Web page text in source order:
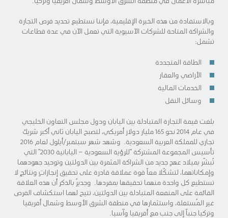
وبالاستفادة من هذه الخبرة الإقليمية، فإننا نستطيع تحديد فرص التجارة
والشراكة المتاحة للشركات الآسيوية التي تعمل الآن في عدة قطاعات
تشمل:
الطاقة المتجددة
الأراضي والعقار
الخدمات المالية
وسائل النقل
بلغت قيمة التجارة المتبادلة بين اليابان ودول مجلس التعاون الخليجي
في عام 2014 نحو 165 مليار دولار أمريكي، لتصبح اليابان ثاني أكبر شريك
تجاري للمملكة العربية السعودية. وشهد شهر سبتمبر/أيلول لعام 2016
تأسيس المجموعة المشتركة “للرؤية السعودية – اليابانية 2030” التي
تُبشّر بميلاد عهدٍ جديد من الشراكة المثمرة بين الدولتين وتوحيد جهودهما
وإمكاناتهما، لتشكّلا معاً قوة عملاقة قادرة على تحقيق إنجازاتٍ ونتائجٍ لا
تستطيع كل واحدة منهما تحقيقها بمفردها. وجديرٌ بالذكر أن هذه العلاقة
القائمة على المنفعة المتبادلة بين الدولتين، تتيح لهما استكشاف الفرص
غير المُستغلة، واستثمارها في منطقة الشرق الأوسط وشمال أفريقيا
وتركيا جنباً إلى جنب مع أفريقيا وآسيا.